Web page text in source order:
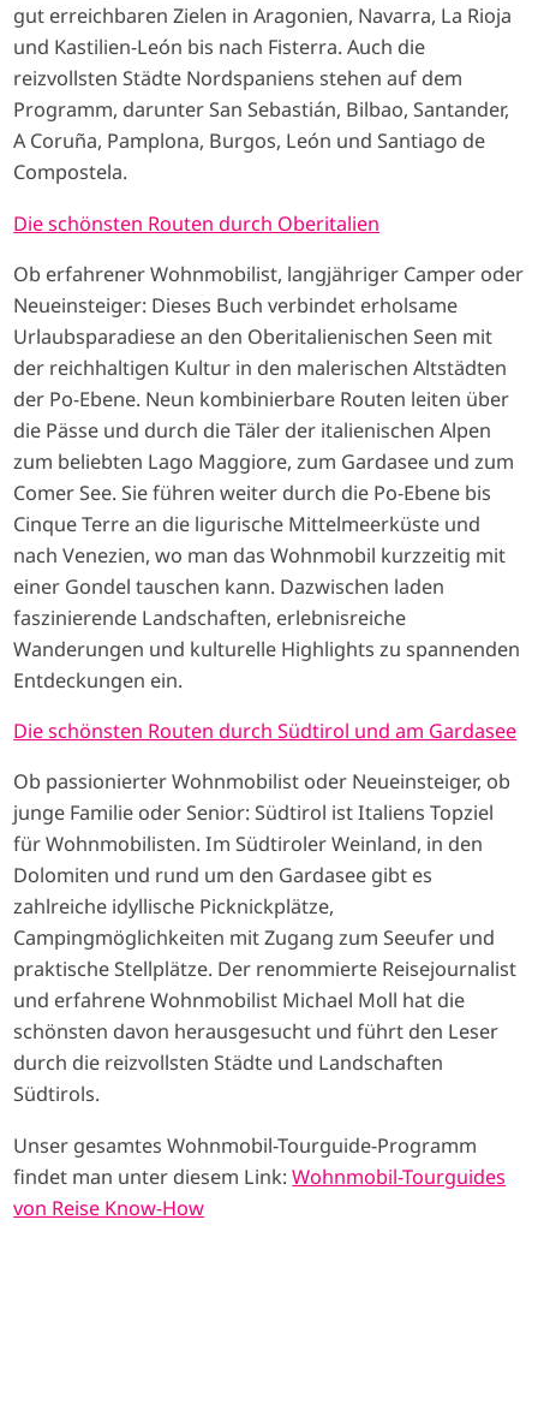
gut erreichbaren Zielen in Aragonien, Navarra, La Rioja
und Kastilien-León bis nach Fisterra. Auch die
reizvollsten Städte Nordspaniens stehen auf dem
Programm, darunter San Sebastián, Bilbao, Santander,
A Coruña, Pamplona, Burgos, León und Santiago de
Compostela.
Die schönsten Routen durch Oberitalien
Ob erfahrener Wohnmobilist, langjähriger Camper oder
Neueinsteiger: Dieses Buch verbindet erholsame
Urlaubsparadiese an den Oberitalienischen Seen mit
der reichhaltigen Kultur in den malerischen Altstädten
der Po-Ebene. Neun kombinierbare Routen leiten über
die Pässe und durch die Täler der italienischen Alpen
zum beliebten Lago Maggiore, zum Gardasee und zum
Comer See. Sie führen weiter durch die Po-Ebene bis
Cinque Terre an die ligurische Mittelmeerküste und
nach Venezien, wo man das Wohnmobil kurzzeitig mit
einer Gondel tauschen kann. Dazwischen laden
faszinierende Landschaften, erlebnisreiche
Wanderungen und kulturelle Highlights zu spannenden
Entdeckungen ein.
Die schönsten Routen durch Südtirol und am Gardasee
Ob passionierter Wohnmobilist oder Neueinsteiger, ob
junge Familie oder Senior: Südtirol ist Italiens Topziel
für Wohnmobilisten. Im Südtiroler Weinland, in den
Dolomiten und rund um den Gardasee gibt es
zahlreiche idyllische Picknickplätze,
Campingmöglichkeiten mit Zugang zum Seeufer und
praktische Stellplätze. Der renommierte Reisejournalist
und erfahrene Wohnmobilist Michael Moll hat die
schönsten davon herausgesucht und führt den Leser
durch die reizvollsten Städte und Landschaften
Südtirols.
Unser gesamtes Wohnmobil-Tourguide-Programm
findet man unter diesem Link:Wohnmobil-Tourguides
von Reise Know-How